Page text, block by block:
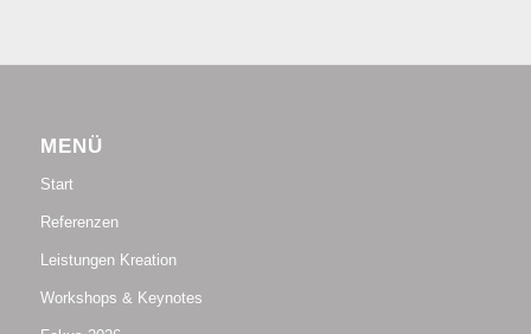
MENÜ
Start
Referenzen
Leistungen Kreation
Workshops & Keynotes